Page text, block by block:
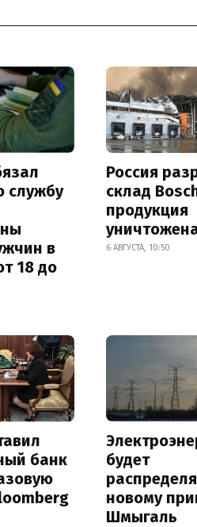
службу
в
18 до
Россия
склад
продукция
6 АВГУСТА, 10:50
банк
будет
новому
Шмыгаль